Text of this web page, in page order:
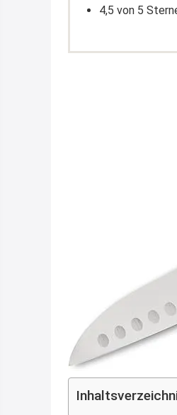
4,5 von 5